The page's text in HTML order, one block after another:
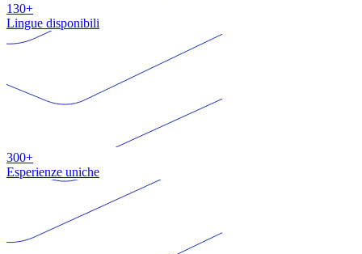
130+
Lingue disponibili
300+
Esperienze uniche